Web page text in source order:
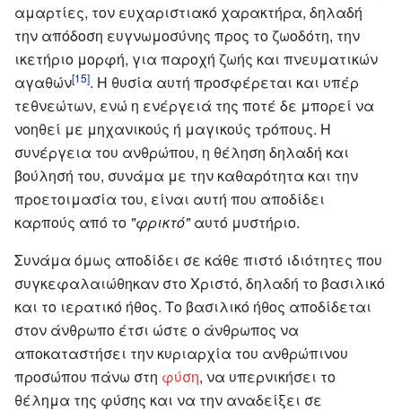
αμαρτίες, τον ευχαριστιακό χαρακτήρα, δηλαδή
την απόδοση ευγνωμοσύνης προς το ζωοδότη, την
ικετήριο μορφή, για παροχή ζωής και πνευματικών
αγαθών[15]. Η θυσία αυτή προσφέρεται και υπέρ
τεθνεώτων, ενώ η ενέργειά της ποτέ δε μπορεί να
νοηθεί με μηχανικούς ή μαγικούς τρόπους. Η
συνέργεια του ανθρώπου, η θέληση δηλαδή και
βούλησή του, συνάμα με την καθαρότητα και την
προετοιμασία του, είναι αυτή που αποδίδει
καρπούς από το "φρικτό"αυτό μυστήριο.
Συνάμα όμως αποδίδει σε κάθε πιστό ιδιότητες που
συγκεφαλαιώθηκαν στο Χριστό, δηλαδή το βασιλικό
και το ιερατικό ήθος. Το βασιλικό ήθος αποδίδεται
στον άνθρωπο έτσι ώστε ο άνθρωπος να
αποκαταστήσει την κυριαρχία του ανθρώπινου
προσώπου πάνω στη φύση, να υπερνικήσει το
θέλημα της φύσης και να την αναδείξει σε